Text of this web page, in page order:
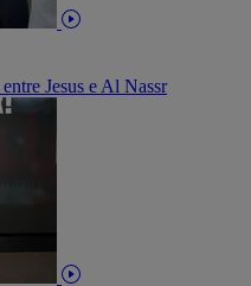
Jesus e Al Nassr